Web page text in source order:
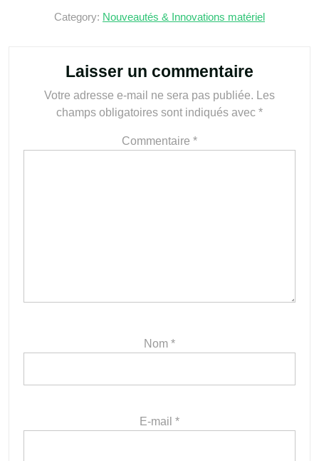
Category: Nouveautés & Innovations matériel
Laisser un commentaire
Votre adresse e-mail ne sera pas publiée.
Les
champs obligatoires sont indiqués avec *
Commentaire *
Nom *
E-mail *